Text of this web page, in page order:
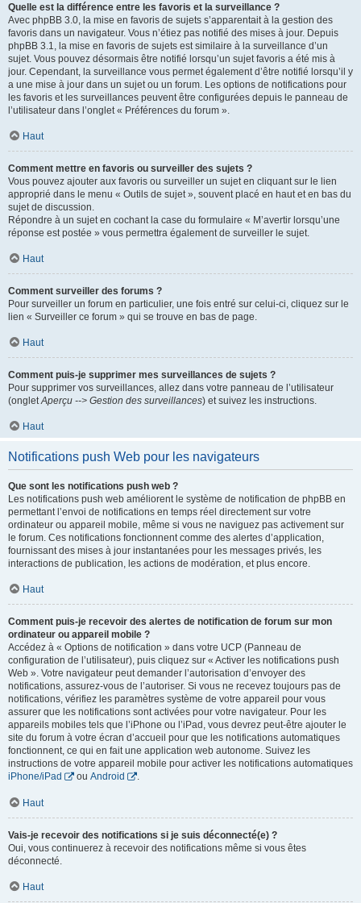
Quelle est la différence entre les favoris et la surveillance ?
Avec phpBB 3.0, la mise en favoris de sujets s’apparentait à la gestion des
favoris dans un navigateur. Vous n’étiez pas notifié des mises à jour. Depuis
phpBB 3.1, la mise en favoris de sujets est similaire à la surveillance d’un
sujet. Vous pouvez désormais être notifié lorsqu’un sujet favoris a été mis à
jour. Cependant, la surveillance vous permet également d’être notifié lorsqu’il y
a une mise à jour dans un sujet ou un forum. Les options de notifications pour
les favoris et les surveillances peuvent être configurées depuis le panneau de
l’utilisateur dans l’onglet « Préférences du forum ».
Haut
Comment mettre en favoris ou surveiller des sujets ?
Vous pouvez ajouter aux favoris ou surveiller un sujet en cliquant sur le lien
approprié dans le menu « Outils de sujet », souvent placé en haut et en bas du
sujet de discussion.
Répondre à un sujet en cochant la case du formulaire « M’avertir lorsqu’une
réponse est postée » vous permettra également de surveiller le sujet.
Haut
Comment surveiller des forums ?
Pour surveiller un forum en particulier, une fois entré sur celui-ci, cliquez sur le
lien « Surveiller ce forum » qui se trouve en bas de page.
Haut
Comment puis-je supprimer mes surveillances de sujets ?
Pour supprimer vos surveillances, allez dans votre panneau de l’utilisateur
(ongletAperçu --> Gestion des surveillances) et suivez les instructions.
Haut
Notifications push Web pour les navigateurs
Que sont les notifications push web ?
Les notifications push web améliorent le système de notification de phpBB en
permettant l’envoi de notifications en temps réel directement sur votre
ordinateur ou appareil mobile, même si vous ne naviguez pas activement sur
le forum. Ces notifications fonctionnent comme des alertes d’application,
fournissant des mises à jour instantanées pour les messages privés, les
interactions de publication, les actions de modération, et plus encore.
Haut
Comment puis-je recevoir des alertes de notification de forum sur mon
ordinateur ou appareil mobile ?
Accédez à « Options de notification » dans votre UCP (Panneau de
configuration de l’utilisateur), puis cliquez sur « Activer les notifications push
Web ». Votre navigateur peut demander l’autorisation d’envoyer des
notifications, assurez-vous de l’autoriser. Si vous ne recevez toujours pas de
notifications, vérifiez les paramètres système de votre appareil pour vous
assurer que les notifications sont activées pour votre navigateur. Pour les
appareils mobiles tels que l’iPhone ou l’iPad, vous devrez peut-être ajouter le
site du forum à votre écran d’accueil pour que les notifications automatiques
fonctionnent, ce qui en fait une application web autonome. Suivez les
instructions de votre appareil mobile pour activer les notifications automatiques
iPhone/iPad
ou Android .
Haut
Vais-je recevoir des notifications si je suis déconnecté(e) ?
Oui, vous continuerez à recevoir des notifications même si vous êtes
déconnecté.
Haut